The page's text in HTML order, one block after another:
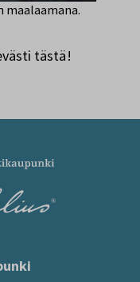
maalaamana.
tästä!